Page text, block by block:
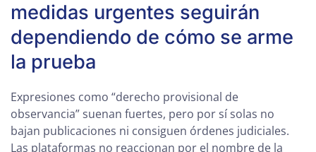
medidas urgentes seguirán
dependiendo de cómo se arme
la prueba
Expresiones como “derecho provisional de
observancia” suenan fuertes, pero por sí solas no
bajan publicaciones ni consiguen órdenes judiciales.
Las plataformas no reaccionan por el nombre de la